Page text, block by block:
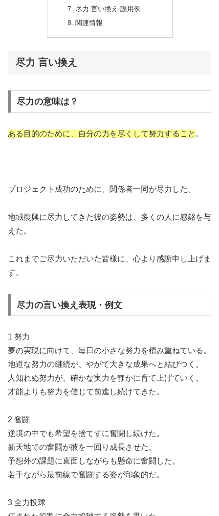
尽力 言い換え 誤用例
関連情報
尽力 言い換え
尽力の意味は？
ある目的のために、自分の力を尽くして努力すること 。
プロジェクト成功のために、関係者一同が尽力した。
地域復興に尽力してきた彼の姿勢は、多くの人に感銘を与
えた。
これまでご尽力いただいた皆様に、心より感謝申し上げま
す。
尽力の言い換え表現・例文
1 努力
夢の実現に向けて、毎日の小さな努力を積み重ねている。
地道な努力の継続が、やがて大きな成果へと結びつく。
人知れぬ努力が、確かな実力を静かに育て上げていく。
才能よりも努力を信じて前進し続けてきた。
2 奮闘
逆境の中でも希望を捨てずに奮闘し続けた。
新天地での奮闘が彼を一回り成長させた。
予想外の課題に直面しながらも懸命に奮闘した。
若手ながら最前線で奮闘する姿が印象的だ。
3 全力投球